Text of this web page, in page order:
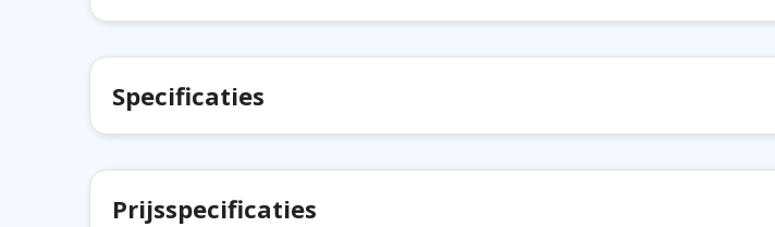
Specificaties
Prijsspecificaties